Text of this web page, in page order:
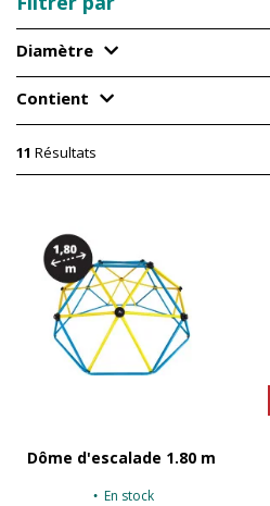
Diamètre
Contient
11 Résultats
Dôme d'escalade 1.80 m
En stock